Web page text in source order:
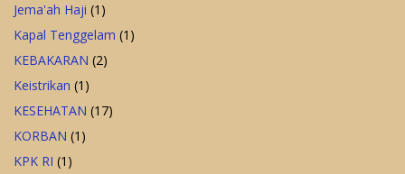
Jema'ah Haji (1)
Kapal Tenggelam (1)
KEBAKARAN (2)
Keistrikan (1)
KESEHATAN (17)
KORBAN (1)
KPK RI (1)